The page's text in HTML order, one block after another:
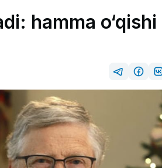
hamma o‘qishi